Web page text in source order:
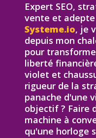
Expert SEO,
vente et
Systeme.io, je
depuis mon
pour
liberté
violet et
rigueur de la
panache d'une
objectif ? Faire
machine à
qu'une horloge